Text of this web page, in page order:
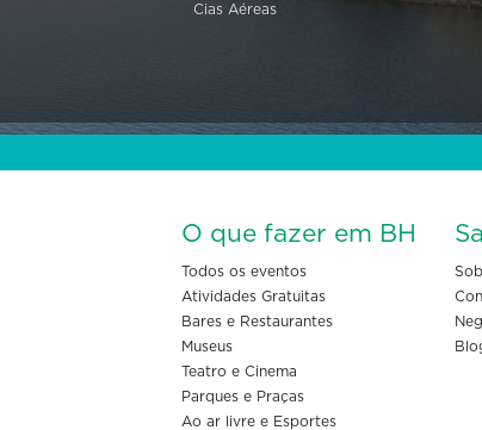
Cias Aéreas
O que fazer em BH
Todos os eventos
Atividades Gratuitas
Bares e Restaurantes
Museus
Teatro e Cinema
Parques e Praças
Ao ar livre e Esportes